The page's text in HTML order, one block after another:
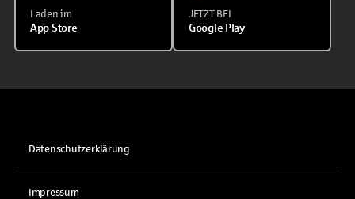
Laden im
App Store
JETZT BEI
Google Play
Datenschutzerklärung
Impressum